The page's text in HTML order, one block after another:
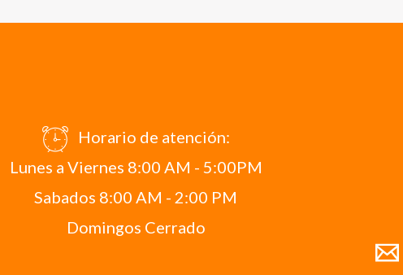
Horario de atención:
Lunes a Viernes 8:00 AM - 5:00PM
Sabados 8:00 AM - 2:00 PM
Domingos Cerrado